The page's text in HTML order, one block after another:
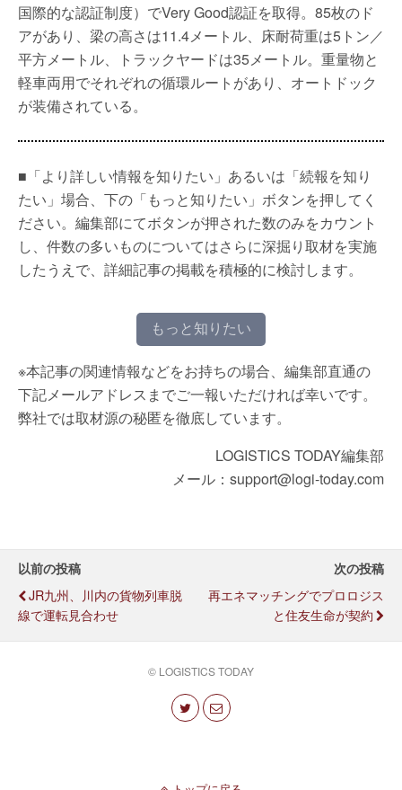
国際的な認証制度）でVery Good認証を取得。85枚のド
アがあり、梁の高さは11.4メートル、床耐荷重は5トン／
平方メートル、トラックヤードは35メートル。重量物と
軽車両用でそれぞれの循環ルートがあり、オートドック
が装備されている。
■「より詳しい情報を知りたい」あるいは「続報を知り
たい」場合、下の「もっと知りたい」ボタンを押してく
ださい。編集部にてボタンが押された数のみをカウント
し、件数の多いものについてはさらに深掘り取材を実施
したうえで、詳細記事の掲載を積極的に検討します。
もっと知りたい
※本記事の関連情報などをお持ちの場合、編集部直通の
下記メールアドレスまでご一報いただければ幸いです。
弊社では取材源の秘匿を徹底しています。
LOGISTICS TODAY編集部
メール：support@logi-today.com
以前の投稿
JR九州、川内の貨物列車脱
線で運転見合わせ
次の投稿
再エネマッチングでプロロジス
と住友生命が契約
© LOGISTICS TODAY